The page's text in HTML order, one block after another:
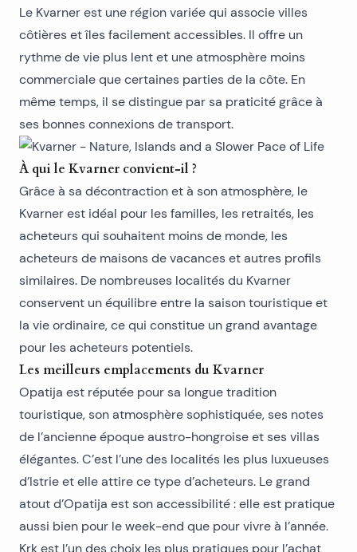
Le Kvarner est une région variée qui associe villes
côtières et îles facilement accessibles. Il offre un
rythme de vie plus lent et une atmosphère moins
commerciale que certaines parties de la côte. En
même temps, il se distingue par sa praticité grâce à
ses bonnes connexions de transport.
À qui le Kvarner convient-il ?
Grâce à sa décontraction et à son atmosphère, le
Kvarner est idéal pour les familles, les retraités, les
acheteurs qui souhaitent moins de monde, les
acheteurs de maisons de vacances et autres profils
similaires. De nombreuses localités du Kvarner
conservent un équilibre entre la saison touristique et
la vie ordinaire, ce qui constitue un grand avantage
pour les acheteurs potentiels.
Les meilleurs emplacements du Kvarner
Opatija est réputée pour sa longue tradition
touristique, son atmosphère sophistiquée, ses notes
de l’ancienne époque austro-hongroise et ses villas
élégantes. C’est l’une des localités les plus luxueuses
d’Istrie et elle attire ce type d’acheteurs. Le grand
atout d’Opatija est son accessibilité : elle est pratique
aussi bien pour le week-end que pour vivre à l’année.
Krk est l’un des choix les plus pratiques pour l’achat